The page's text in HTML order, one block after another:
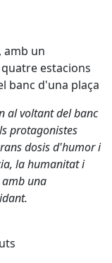
, amb un
estacions
banc d'una plaça
al voltant del banc
protagonistes
dosis d'humor i
la humanitat i
amb una